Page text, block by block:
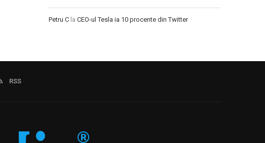
Petru C la CEO-ul Tesla ia 10 procente din Twitter
RSS